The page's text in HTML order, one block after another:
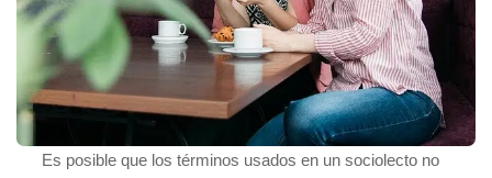
Es posible que los términos usados en un sociolecto no